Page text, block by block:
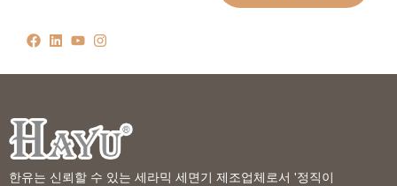
한유는 신뢰할 수 있는 세라믹 세면기 제조업체로서 '정직이